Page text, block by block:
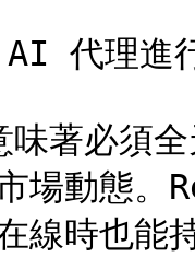
AI 代理進
著必須全
場動態
線時也能